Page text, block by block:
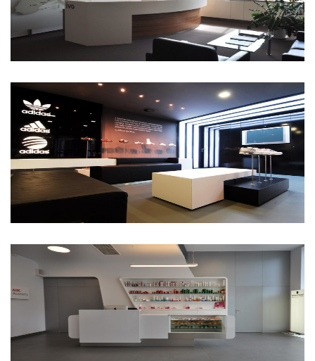
Budapest adidas showroom
Schwarzkopf Akadémia és
Szalon